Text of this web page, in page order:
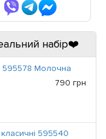
набір❤️
595578 Молочна
790 грн
595540